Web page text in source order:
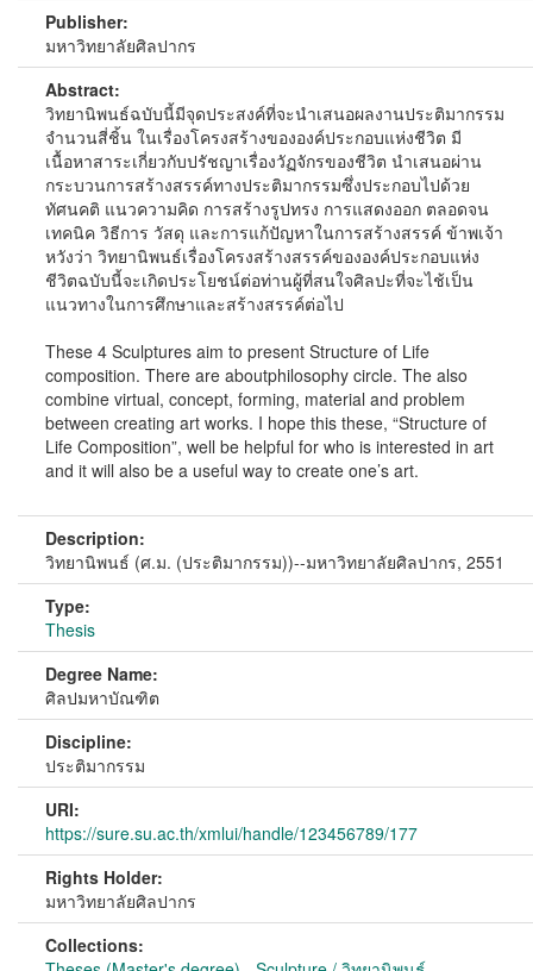
Publisher:
มหาวิทยาลัยศิลปากร
Abstract:
วิทยานิพนธ์ฉบับนี้มีจุดประสงค์ที่จะนำเสนอผลงานประติมากรรม
จำนวนสี่ชิ้น ในเรื่องโครงสร้างขององค์ประกอบแห่งชีวิต มี
เนื้อหาสาระเกี่ยวกับปรัชญาเรื่องวัฏจักรของชีวิต นำเสนอผ่าน
กระบวนการสร้างสรรค์ทางประติมากรรมซึ่งประกอบไปด้วย
ทัศนคติ แนวความคิด การสร้างรูปทรง การแสดงออก ตลอดจน
เทคนิค วิธีการ วัสดุ และการแก้ปัญหาในการสร้างสรรค์ ข้าพเจ้า
หวังว่า วิทยานิพนธ์เรื่องโครงสร้างสรรค์ขององค์ประกอบแห่ง
ชีวิตฉบับนี้จะเกิดประโยชน์ต่อท่านผู้ที่สนใจศิลปะที่จะไช้เป็น
แนวทางในการศึกษาและสร้างสรรค์ต่อไป
These 4 Sculptures aim to present Structure of Life
composition. There are aboutphilosophy circle. The also
combine virtual, concept, forming, material and problem
between creating art works. I hope this these, “Structure of
Life Composition”, well be helpful for who is interested in art
and it will also be a useful way to create one’s art.
Description:
วิทยานิพนธ์ (ศ.ม. (ประติมากรรม))--มหาวิทยาลัยศิลปากร, 2551
Type:
Thesis
Degree Name:
ศิลปมหาบัณฑิต
Discipline:
ประติมากรรม
URI:
https://sure.su.ac.th/xmlui/handle/123456789/177
Rights Holder:
มหาวิทยาลัยศิลปากร
Collections: